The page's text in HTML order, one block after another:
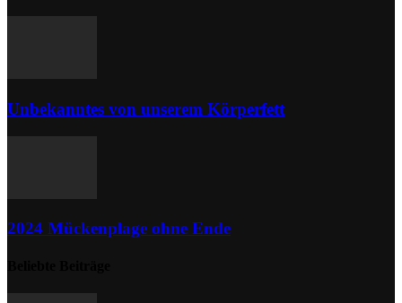
Unbekanntes von unserem Körperfett
2024 Mückenplage ohne Ende